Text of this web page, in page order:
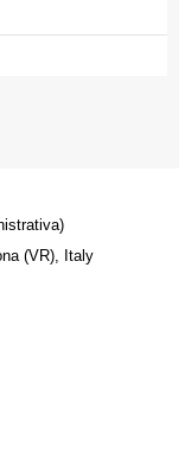
(VR), Italy